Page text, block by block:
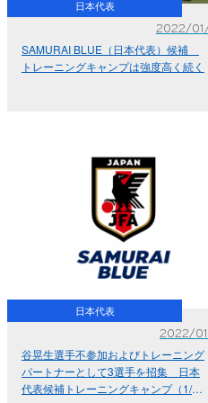
日本代表
2022/
SAMURAI BLUE（日本代表）候補
トレーニングキャンプは強度高く続く
日本代表
2022/
谷晃生選手不参加およびトレーニング
パートナーとして3選手を招集 日本
代表候補トレーニングキャンプ（1/17